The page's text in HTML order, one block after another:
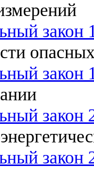
закон
закон
закон
закон